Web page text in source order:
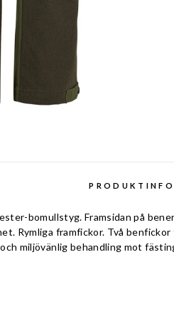
bomullstyg. Framsidan på
Rymliga framfickor. Två
miljövänlig behandling mot